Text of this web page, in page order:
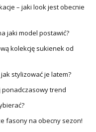
– jaki look jest obecnie
jaki model postawić?
kolekcję sukienek od
stylizować je latem?
ponadczasowy trend
fasony na obecny sezon!